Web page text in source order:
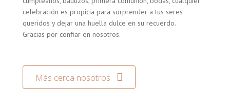
celebración es propicia para sorprender a tus seres
queridos y dejar una huella dulce en su recuerdo.
Gracias por confiar en nosotros.
Más cerca nosotros